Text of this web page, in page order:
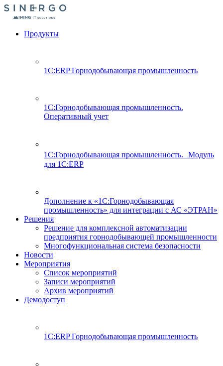
Продукты
1С:ERP Горнодобывающая промышленность
1С:Горнодобывающая промышленность.
Оперативный учет
1С:Горнодобывающая промышленность. Модуль
для 1С:ERP
Дополнение к «1С:Горнодобывающая
промышленность» для интеграции с АС «ЭТРАН»
Решения
Решение для комплексной автоматизации
предприятия горнодобывающей промышленности
Многофункциональная система безопасности
Новости
Мероприятия
Список мероприятий
Записи мероприятий
Архив мероприятий
Демодоступ
1С:ERP Горнодобывающая промышленность